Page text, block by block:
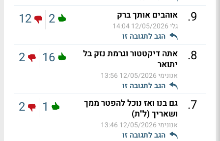
9
. אוהבים אותך ברק
גלי12/05/2026 14:04
הגב לתגובה זו
2
12
8
.
אתה דיקטטור וגרמת נזק בל
יתואר
אנונימי12/05/2026 13:56
הגב לתגובה זו
16
2
7
.
גם בנו ואז נוכל להפטר ממך
ושאריך (ל"ת)
אנונימי12/05/2026 13:46
הגב לתגובה זו
1
2